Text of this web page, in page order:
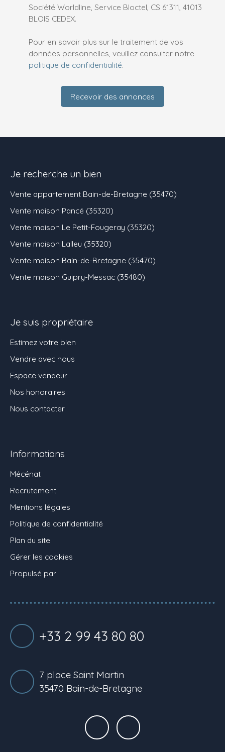
Société Worldline, Service Bloctel, CS 61311, 41013
BLOIS CEDEX.
Pour en savoir plus sur le traitement de vos
données personnelles, veuillez consulter notre
politique de confidentialité.
Recevoir des annonces
Je recherche un bien
Vente appartement Bain-de-Bretagne (35470)
Vente maison Pancé (35320)
Vente maison Le Petit-Fougeray (35320)
Vente maison Lalleu (35320)
Vente maison Bain-de-Bretagne (35470)
Vente maison Guipry-Messac (35480)
Je suis propriétaire
Estimez votre bien
Vendre avec nous
Espace vendeur
Nos honoraires
Nous contacter
Informations
Mécénat
Recrutement
Mentions légales
Politique de confidentialité
Plan du site
Gérer les cookies
Propulsé par
+33 2 99 43 80 80
7 place Saint Martin
35470 Bain-de-Bretagne